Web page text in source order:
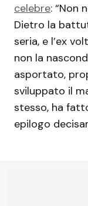
celebre: “Non
Dietro la
seria, e l’ex
non la
asportato,
sviluppato il
stesso, ha
epilogo